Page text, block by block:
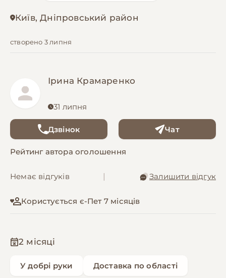
Київ, Дніпровський район
створено 3 липня
Ірина Крамаренко
31 липня
Дзвінок Чат
Рейтинг автора оголошення
Немає відгуків Залишити відгук
Користується є-Пет 7 місяців
2 місяці
У добрі руки Доставка по області